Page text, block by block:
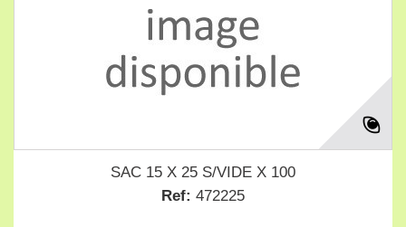
SAC 15 X 25 S/VIDE X 100
Ref: 472225